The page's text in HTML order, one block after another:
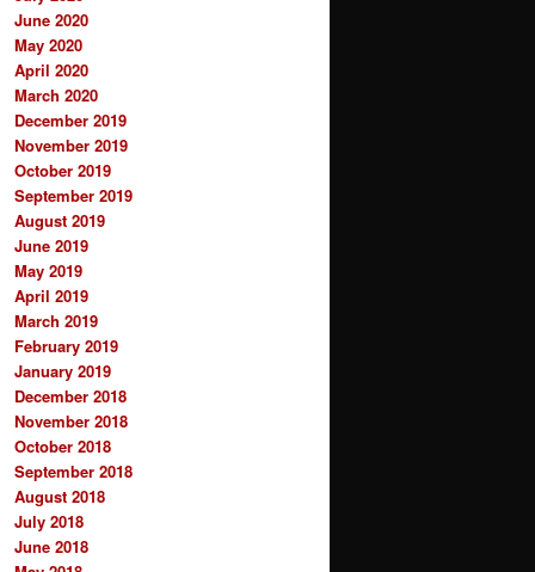
June 2020
May 2020
April 2020
March 2020
December 2019
November 2019
October 2019
September 2019
August 2019
June 2019
May 2019
April 2019
March 2019
February 2019
January 2019
December 2018
November 2018
October 2018
September 2018
August 2018
July 2018
June 2018